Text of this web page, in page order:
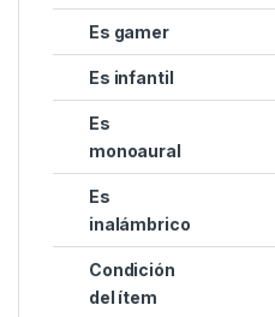
Es gamer
Es infantil
Es
monoaural
Es
inalámbrico
Condición
del ítem